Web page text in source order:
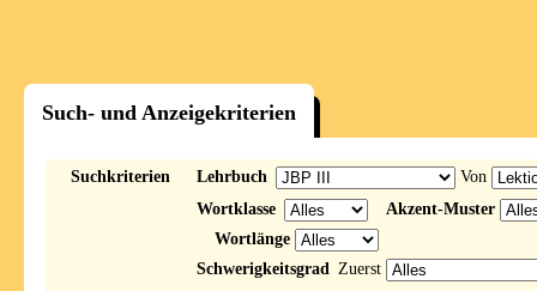
Such- und Anzeigekriterien
Suchkriterien Lehrbuch
Von
Wortklasse
Akzent-Muster
Wortlänge
Schwerigkeitsgrad Zuerst